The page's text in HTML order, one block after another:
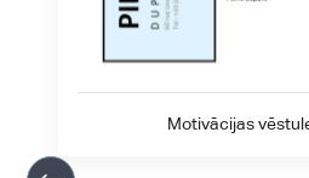
Motivācijas